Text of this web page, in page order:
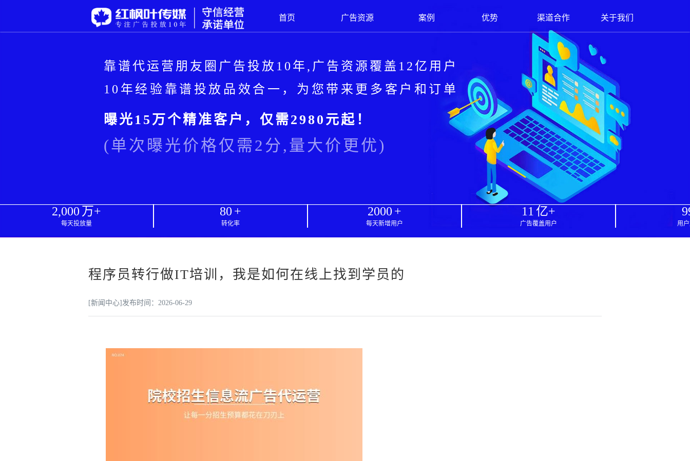
首页 广告资源 案例 优势 渠道合作 关于我们
靠谱代运营朋友圈广告投放10年,广告资源覆盖12亿用户
10年经验靠谱投放品效合一，为您带来更多客户和订单
曝光15万个精准客户，仅需2980元起！
(单次曝光价格仅需2分,量大价更优)
2,000 万+
每天投放量
80 +
转化率
2000 +
每天新增用户
11亿+
广告覆盖用户 用
程序员转行做IT培训，我是如何在线上找到学员的
[新闻中心]发布时间：2026-06-29